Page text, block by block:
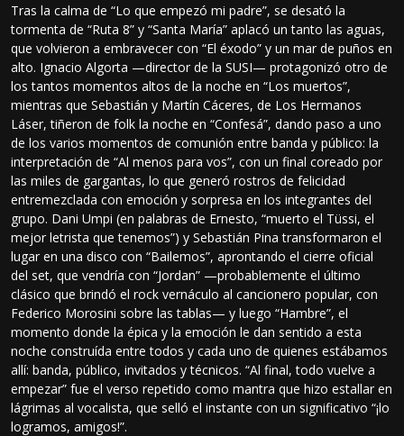
Tras la calma de “Lo que empezó mi padre”, se desató la
tormenta de “Ruta 8” y “Santa María” aplacó un tanto las aguas,
que volvieron a embravecer con “El éxodo” y un mar de puños en
alto. Ignacio Algorta —director de la SUSI— protagonizó otro de
los tantos momentos altos de la noche en “Los muertos”,
mientras que Sebastián y Martín Cáceres, de Los Hermanos
Láser, tiñeron de folk la noche en “Confesá”, dando paso a uno
de los varios momentos de comunión entre banda y público: la
interpretación de “Al menos para vos”, con un final coreado por
las miles de gargantas, lo que generó rostros de felicidad
entremezclada con emoción y sorpresa en los integrantes del
grupo. Dani Umpi (en palabras de Ernesto, “muerto el Tüssi, el
mejor letrista que tenemos”) y Sebastián Pina transformaron el
lugar en una disco con “Bailemos”, aprontando el cierre oficial
del set, que vendría con “Jordan” —probablemente el último
clásico que brindó el rock vernáculo al cancionero popular, con
Federico Morosini sobre las tablas— y luego “Hambre”, el
momento donde la épica y la emoción le dan sentido a esta
noche construída entre todos y cada uno de quienes estábamos
allí: banda, público, invitados y técnicos. “Al final, todo vuelve a
empezar” fue el verso repetido como mantra que hizo estallar en
lágrimas al vocalista, que selló el instante con un significativo “¡lo
logramos, amigos!”.